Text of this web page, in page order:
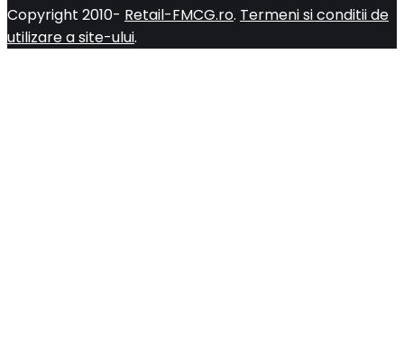
Copyright 2010- Retail-FMCG.ro. Termeni si conditii de
utilizare a site-ului.